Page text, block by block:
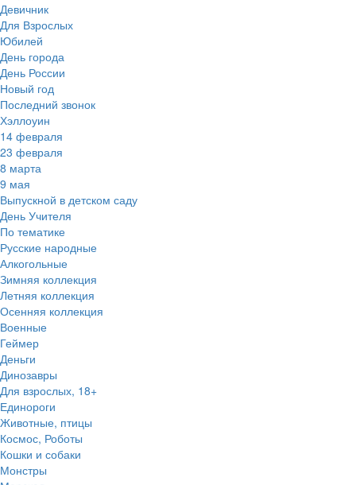
Девичник
Для Взрослых
Юбилей
День города
День России
Новый год
Последний звонок
Хэллоуин
14 февраля
23 февраля
8 марта
9 мая
Выпускной в детском саду
День Учителя
По тематике
Русские народные
Алкогольные
Зимняя коллекция
Летняя коллекция
Осенняя коллекция
Военные
Геймер
Деньги
Динозавры
Для взрослых, 18+
Единороги
Животные, птицы
Космос, Роботы
Кошки и собаки
Монстры